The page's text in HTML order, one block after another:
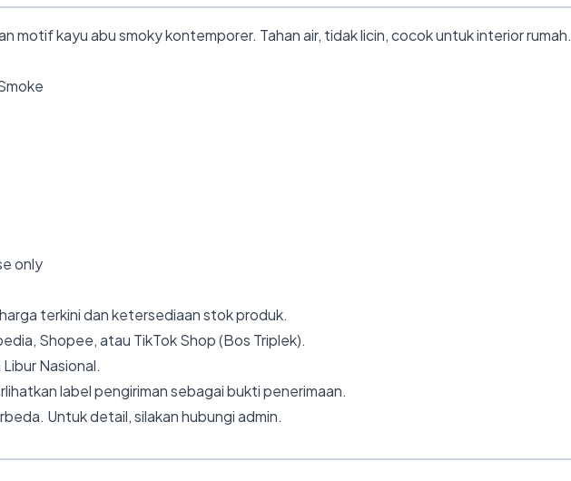
motif kayu abu smoky kontemporer. Tahan air, tidak licin, cocok untuk interior rumah.
only
terkini dan ketersediaan stok produk.
Shopee, atau TikTok Shop (Bos Triplek).
Nasional.
label pengiriman sebagai bukti penerimaan.
Untuk detail, silakan hubungi admin.